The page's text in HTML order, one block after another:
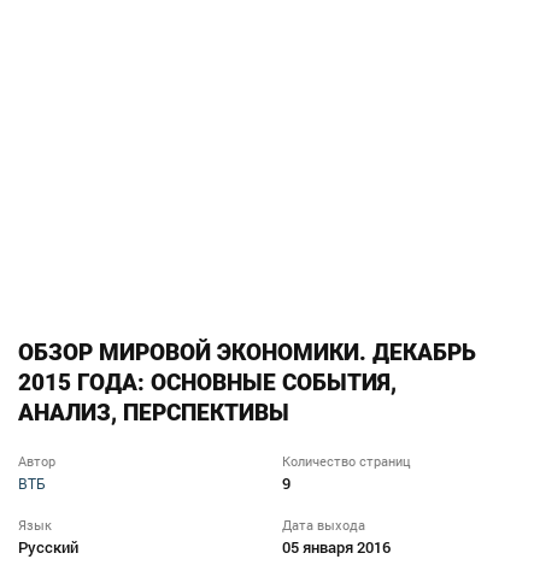
ОБЗОР МИРОВОЙ ЭКОНОМИКИ. ДЕКАБРЬ
2015 ГОДА: ОСНОВНЫЕ СОБЫТИЯ,
АНАЛИЗ, ПЕРСПЕКТИВЫ
Автор
ВТБ
Количество страниц
9
Язык
Русский
Дата выхода
05 января 2016